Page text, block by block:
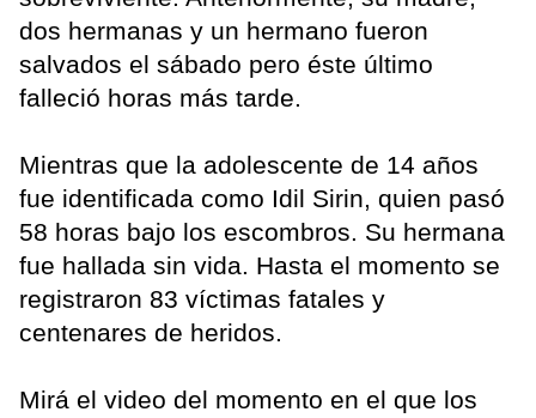
dos hermanas y un hermano fueron
salvados el sábado pero éste último
falleció horas más tarde.
Mientras que la adolescente de 14 años
fue identificada como Idil Sirin, quien pasó
58 horas bajo los escombros. Su hermana
fue hallada sin vida. Hasta el momento se
registraron 83 víctimas fatales y
centenares de heridos.
Mirá el video del momento en el que los